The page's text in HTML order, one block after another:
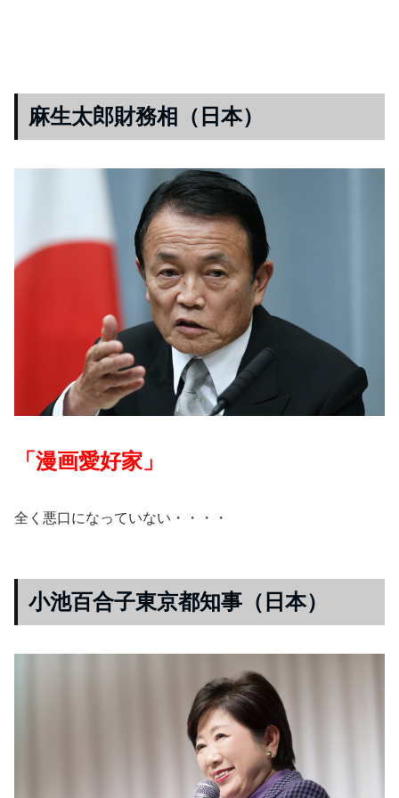
麻生太郎財務相（日本）
「漫画愛好家」
全く悪口になっていない・・・・
小池百合子東京都知事（日本）